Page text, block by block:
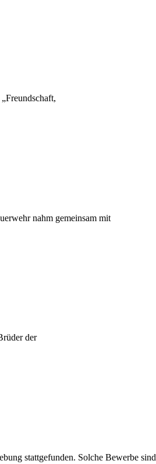
nahm gemeinsam mit
der
stattgefunden. Solche Bewerbe sind